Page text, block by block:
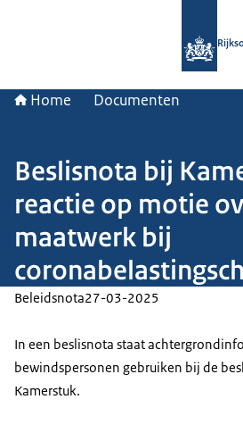
Home Documenten
Beslisnota bij
reactie op motie
maatwerk bij
Beleidsnota27-03-2025
In een beslisnota staat
bewindspersonen gebruiken bij de
Kamerstuk.